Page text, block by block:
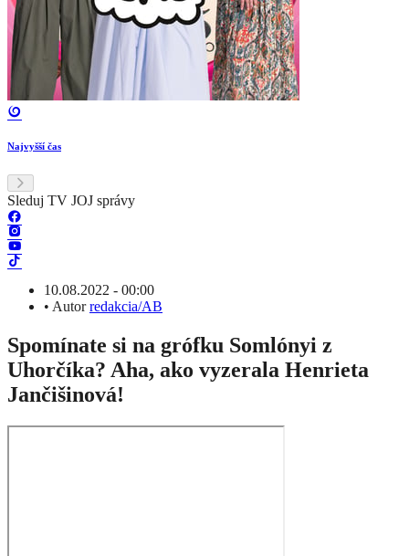
Najvyšší čas
Sleduj TV JOJ správy
10.08.2022 - 00:00
• Autorredakcia/AB
Spomínate si na grófku Somlónyi z
Uhorčíka? Aha, ako vyzerala Henrieta
Jančišinová!